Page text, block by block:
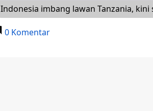
Indonesia imbang lawan Tanzania, kini
0 Komentar